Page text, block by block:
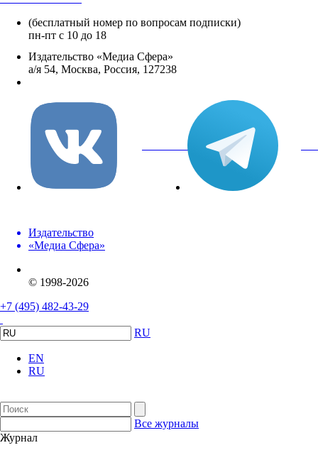
(бесплатный номер по вопросам подписки)
пн-пт с 10 до 18
Издательство «Медиа Сфера»
а/я 54, Москва, Россия, 127238
вКонтакте
Издательство
«Медиа Сфера»
© 1998-2026
+7 (495) 482-43-29
RU
EN
RU
Все журналы
Журнал